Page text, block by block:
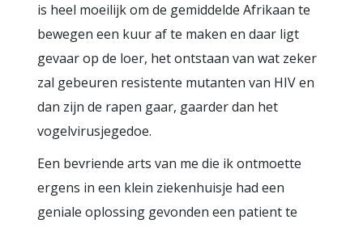
is heel moeilijk om de gemiddelde Afrikaan te
bewegen een kuur af te maken en daar ligt
gevaar op de loer, het ontstaan van wat zeker
zal gebeuren resistente mutanten van HIV en
dan zijn de rapen gaar, gaarder dan het
vogelvirusjegedoe.
Een bevriende arts van me die ik ontmoette
ergens in een klein ziekenhuisje had een
geniale oplossing gevonden een patient te